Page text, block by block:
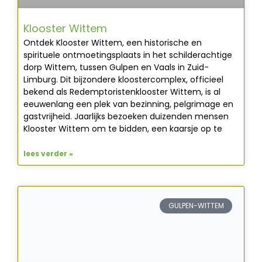
Klooster Wittem
Ontdek Klooster Wittem, een historische en
spirituele ontmoetingsplaats in het schilderachtige
dorp Wittem, tussen Gulpen en Vaals in Zuid-
Limburg. Dit bijzondere kloostercomplex, officieel
bekend als Redemptoristenklooster Wittem, is al
eeuwenlang een plek van bezinning, pelgrimage en
gastvrijheid. Jaarlijks bezoeken duizenden mensen
Klooster Wittem om te bidden, een kaarsje op te
lees verder »
GULPEN-WITTEM